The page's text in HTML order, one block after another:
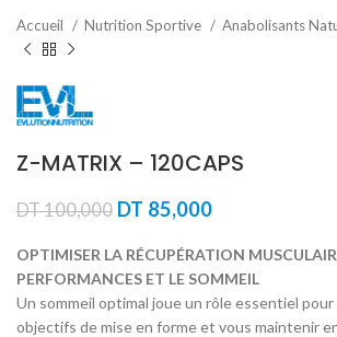
Accueil Nutrition Sportive Anabolisants
Z-MATRIX – 120CAPS
DT100,000 Le
initial
était :
DT 100,000.
DT 85,000Le
actuel
est :
DT 85,000.
OPTIMISER LA RÉCUPÉRATION
PERFORMANCES ET LE SOMMEIL
Un sommeil optimal joue un rôle essentiel
objectifs de mise en forme et vous maintenir